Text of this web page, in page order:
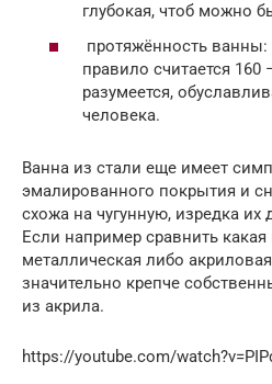
глубокая, чтоб можно
протяжённость
правило считается 160
разумеется,
человека.
Ванна из стали еще имеет
эмалированного покрытия и
схожа на чугунную, изредка их
Если например сравнить
металлическая либо
значительно крепче
из акрила.
https://youtube.com/